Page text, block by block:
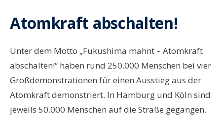
Atomkraft abschalten!
Unter dem Motto „Fukushima mahnt – Atomkraft
abschalten!“ haben rund 250.000 Menschen bei vier
Großdemonstrationen für einen Ausstieg aus der
Atomkraft demonstriert. In Hamburg und Köln sind
jeweils 50.000 Menschen auf die Straße gegangen.